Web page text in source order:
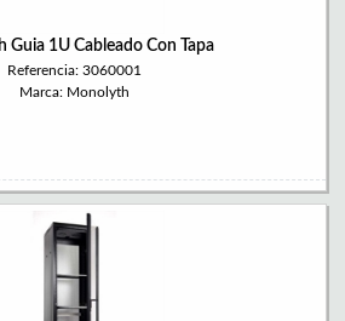
Guia 1U Cableado Con Tapa
Referencia: 3060001
Marca: Monolyth